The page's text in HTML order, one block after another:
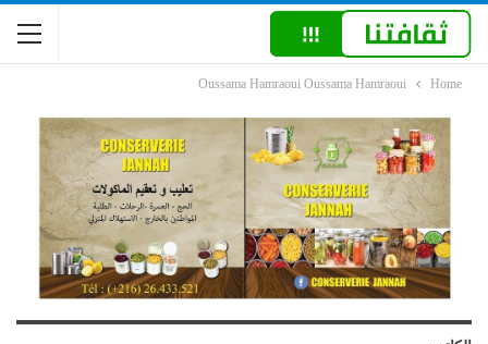
Home
Oussama Hamraoui Oussama Hamraoui